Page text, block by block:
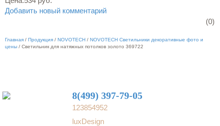
Добавить новый комментарий
(0)
Главная / Продукция / NOVOTECH / NOVOTECH Светильники декоративные фото и
цены / Светильник для натяжных потолков золото 369722
8(499) 397-79-05
123854952
luxDesign